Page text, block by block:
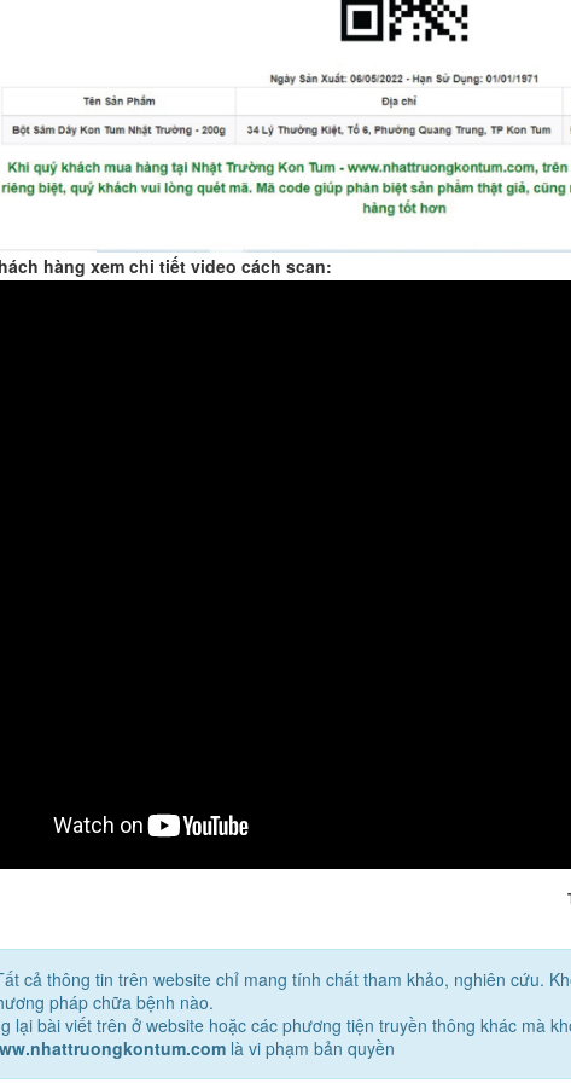
hàng xem chi tiết video cách scan:
cả thông tin trên website chỉ mang tính chất tham khảo, nghiên cứu.
pháp chữa bệnh nào.
lại bài viết trên ở website hoặc các phương tiện truyền thông khác mà
là vi phạm bản quyền